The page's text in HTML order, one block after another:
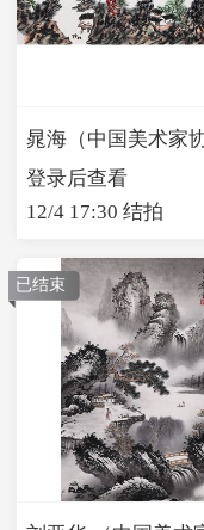
登录后查看
12/4 17:30 结拍
已结束